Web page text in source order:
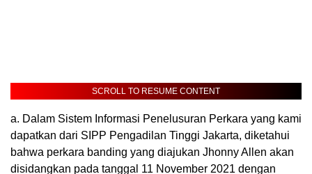
SCROLL TO RESUME CONTENT
a. Dalam Sistem Informasi Penelusuran Perkara yang kami
dapatkan dari SIPP Pengadilan Tinggi Jakarta, diketahui
bahwa perkara banding yang diajukan Jhonny Allen akan
disidangkan pada tanggal 11 November 2021 dengan